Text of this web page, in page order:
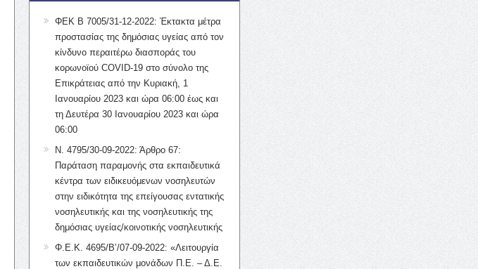
ΦΕΚ Β 7005/31-12-2022: Έκτακτα μέτρα
προστασίας της δημόσιας υγείας από τον
κίνδυνο περαιτέρω διασποράς του
κορωνοϊού COVID-19 στο σύνολο της
Επικράτειας από την Κυριακή, 1
Ιανουαρίου 2023 και ώρα 06:00 έως και
τη Δευτέρα 30 Ιανουαρίου 2023 και ώρα
06:00
Ν. 4795/30-09-2022: Άρθρο 67:
Παράταση παραμονής στα εκπαιδευτικά
κέντρα των ειδικευόμενων νοσηλευτών
στην ειδικότητα της επείγουσας εντατικής
νοσηλευτικής και της νοσηλευτικής της
δημόσιας υγείας/κοινοτικής νοσηλευτικής
Φ.Ε.Κ. 4695/Β’/07-09-2022: «Λειτουργία
των εκπαιδευτικών μονάδων Π.Ε. – Δ.Ε.